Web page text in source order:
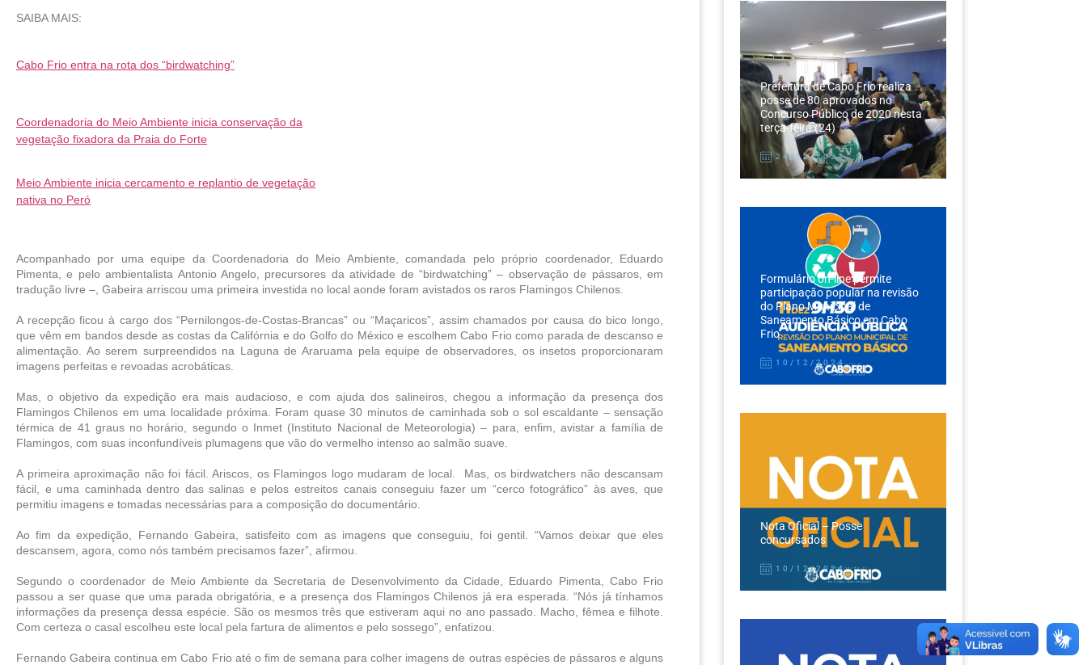
SAIBA MAIS:
Cabo Frio entra na rota dos “birdwatching”
Coordenadoria do Meio Ambiente inicia conservação da
vegetação fixadora da Praia do Forte
Meio Ambiente inicia cercamento e replantio de vegetação
nativa no Peró
Acompanhado por uma equipe da Coordenadoria do Meio Ambiente, comandada pelo próprio coordenador, Eduardo
Pimenta, e pelo ambientalista Antonio Angelo, precursores da atividade de “birdwatching” – observação de pássaros, em
tradução livre –, Gabeira arriscou uma primeira investida no local aonde foram avistados os raros Flamingos Chilenos.
A recepção ficou à cargo dos “Pernilongos-de-Costas-Brancas” ou “Maçaricos”, assim chamados por causa do bico longo,
que vêm em bandos desde as costas da Califórnia e do Golfo do México e escolhem Cabo Frio como parada de descanso e
alimentação. Ao serem surpreendidos na Laguna de Araruama pela equipe de observadores, os insetos proporcionaram
imagens perfeitas e revoadas acrobáticas.
Mas, o objetivo da expedição era mais audacioso, e com ajuda dos salineiros, chegou a informação da presença dos
Flamingos Chilenos em uma localidade próxima. Foram quase 30 minutos de caminhada sob o sol escaldante – sensação
térmica de 41 graus no horário, segundo o Inmet (Instituto Nacional de Meteorologia) – para, enfim, avistar a família de
Flamingos, com suas inconfundíveis plumagens que vão do vermelho intenso ao salmão suave.
A primeira aproximação não foi fácil. Ariscos, os Flamingos logo mudaram de local.  Mas, os birdwatchers não descansam
fácil, e uma caminhada dentro das salinas e pelos estreitos canais conseguiu fazer um “cerco fotográfico” às aves, que
permitiu imagens e tomadas necessárias para a composição do documentário.
Ao fim da expedição, Fernando Gabeira, satisfeito com as imagens que conseguiu, foi gentil. “Vamos deixar que eles
descansem, agora, como nós também precisamos fazer”, afirmou.
Segundo o coordenador de Meio Ambiente da Secretaria de Desenvolvimento da Cidade, Eduardo Pimenta, Cabo Frio
passou a ser quase que uma parada obrigatória, e a presença dos Flamingos Chilenos já era esperada. “Nós já tínhamos
informações da presença dessa espécie. São os mesmos três que estiveram aqui no ano passado. Macho, fêmea e filhote.
Com certeza o casal escolheu este local pela fartura de alimentos e pelo sossego”, enfatizou.
Fernando Gabeira continua em Cabo Frio até o fim de semana para colher imagens de outras espécies de pássaros e alguns
Prefeitura de Cabo Frio realiza
posse de 80 aprovados no
Concurso Público de 2020 nesta
terça-feira (24)
24/12/2024
Formulário on-line permite
participação popular na revisão
do Plano Municipal de
Saneamento Básico em Cabo
Frio
10/12/2024
Nota Oficial – Posse
concursados
10/12/2024